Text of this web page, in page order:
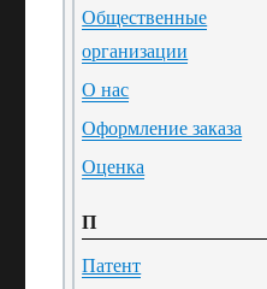
Общественные
организации
О нас
Оформление заказа
Оценка
П
Патент